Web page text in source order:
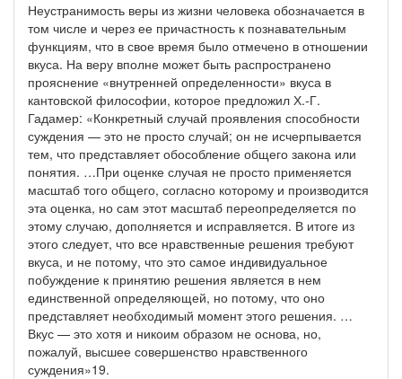
Неустранимость веры из жизни человека обозначается в
том числе и через ее причастность к познавательным
функциям, что в свое время было отмечено в отношении
вкуса. На веру вполне может быть распространено
прояснение «внутренней определенности» вкуса в
кантовской философии, которое предложил Х.-Г.
Гадамер: «Конкретный случай проявления способности
суждения — это не просто случай; он не исчерпывается
тем, что представляет обособление общего закона или
понятия. …При оценке случая не просто применяется
масштаб того общего, согласно которому и производится
эта оценка, но сам этот масштаб переопределяется по
этому случаю, дополняется и исправляется. В итоге из
этого следует, что все нравственные решения требуют
вкуса, и не потому, что это самое индивидуальное
побуждение к принятию решения является в нем
единственной определяющей, но потому, что оно
представляет необходимый момент этого решения. …
Вкус — это хотя и никоим образом не основа, но,
пожалуй, высшее совершенство нравственного
суждения»19.